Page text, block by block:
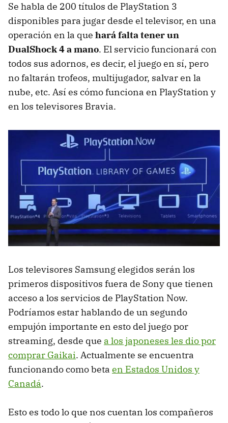
Se habla de 200 títulos de PlayStation 3
disponibles para jugar desde el televisor, en una
operación en la que hará falta tener un
DualShock 4 a mano. El servicio funcionará con
todos sus adornos, es decir, el juego en sí, pero
no faltarán trofeos, multijugador, salvar en la
nube, etc. Así es cómo funciona en PlayStation y
en los televisores Bravia.
Los televisores Samsung elegidos serán los
primeros dispositivos fuera de Sony que tienen
acceso a los servicios de PlayStation Now.
Podríamos estar hablando de un segundo
empujón importante en esto del juego por
streaming, desde que a los japoneses les dio por
comprar Gaikai. Actualmente se encuentra
funcionando como beta en Estados Unidos y
Canadá.
Esto es todo lo que nos cuentan los compañeros